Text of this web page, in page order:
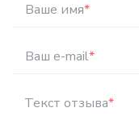
Ваше имя*
Ваш e-mail*
Текст отзыва*